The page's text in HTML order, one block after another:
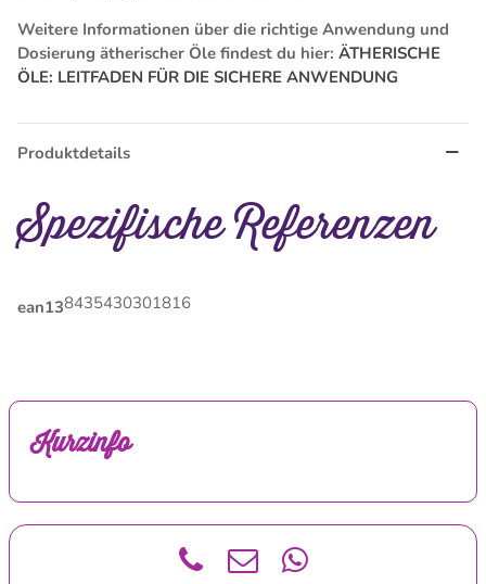
Weitere Informationen über die richtige Anwendung und
Dosierung ätherischer Öle findest du hier: ÄTHERISCHE
ÖLE: LEITFADEN FÜR DIE SICHERE ANWENDUNG
Produktdetails
Spezifische Referenzen
ean138435430301816
Kurzinfo